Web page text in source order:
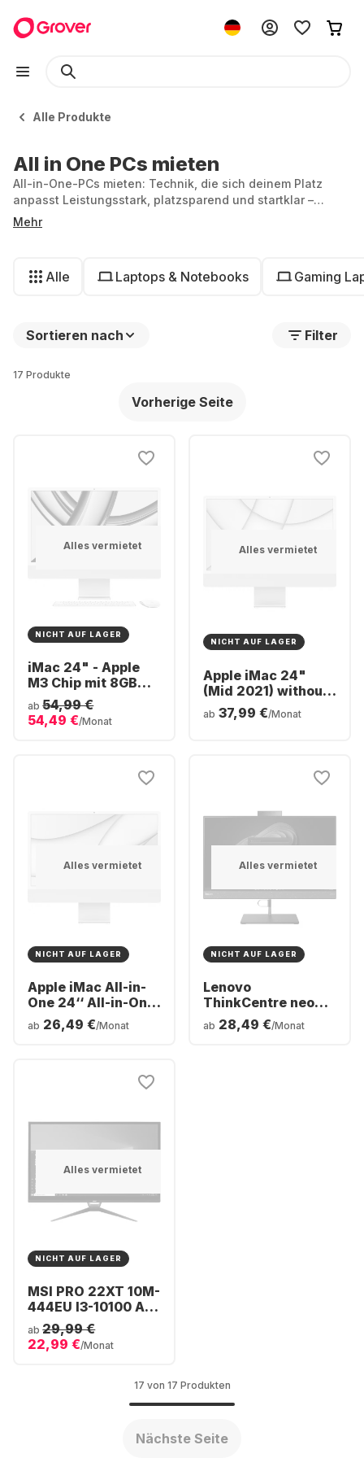
Alle Produkte
All in One PCs mieten
All-in-One-PCs mieten: Technik, die sich deinem Platz
anpasst Leistungsstark, platzsparend und startklar –
perfekt für Büro, Alltag oder Homeoffice.
Mehr
Alle Laptops & Notebooks Gaming
Sortieren nach Filter
17 Produkte
Vorherige Seite
Alles vermietet
NICHT AUF LAGER
iMac 24" - Apple
M3 Chip mit 8GB
Arbeitsspeicher
512GB SSD -
Integrated 10-core
ab 54,99 €
54,49 €/Monat
Alles vermietet
NICHT AUF LAGER
Apple iMac 24"
(Mid 2021) without
Touch ID All-in-One
- Apple M1 - 8GB -
ab 37,99 €/Monat
Alles vermietet
NICHT AUF LAGER
Apple iMac All-in-
One 24‘‘ All-in-One
- Apple M1 - 8GB -
256GB SSD - Apple
ab 26,49 €/Monat
Alles vermietet
NICHT AUF LAGER
Lenovo
ThinkCentre neo
50a All-in-One -
Intel® Core™ i5-
ab 28,49 €/Monat
Alles vermietet
NICHT AUF LAGER
MSI PRO 22XT 10M-
444EU I3-10100 All-
in-One - Intel®
Core™ i3-10105 -
8GB - 256GB SSD -
ab 29,99 €
22,99 €/Monat
17 von 17 Produkten
Nächste Seite